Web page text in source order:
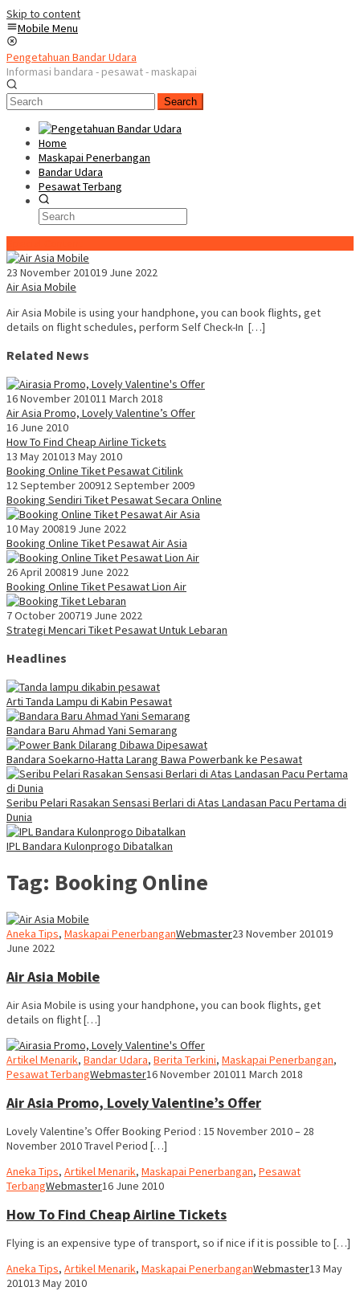
Skip to content
Mobile Menu
Pengetahuan Bandar Udara
Informasi bandara - pesawat - maskapai
Search
Home
Maskapai Penerbangan
Bandar Udara
Pesawat Terbang
23 November 201019 June 2022
Air Asia Mobile
Air Asia Mobile is using your handphone, you can book flights, get
details on flight schedules, perform Self Check-In […]
Related News
16 November 201011 March 2018
Air Asia Promo, Lovely Valentine’s Offer
16 June 2010
How To Find Cheap Airline Tickets
13 May 201013 May 2010
Booking Online Tiket Pesawat Citilink
12 September 200912 September 2009
Booking Sendiri Tiket Pesawat Secara Online
10 May 200819 June 2022
Booking Online Tiket Pesawat Air Asia
26 April 200819 June 2022
Booking Online Tiket Pesawat Lion Air
7 October 200719 June 2022
Strategi Mencari Tiket Pesawat Untuk Lebaran
Headlines
Arti Tanda Lampu di Kabin Pesawat
Bandara Baru Ahmad Yani Semarang
Bandara Soekarno-Hatta Larang Bawa Powerbank ke Pesawat
Seribu Pelari Rasakan Sensasi Berlari di Atas Landasan Pacu Pertama di
Dunia
IPL Bandara Kulonprogo Dibatalkan
Tag: Booking Online
Aneka Tips, Maskapai PenerbanganWebmaster23 November 201019
June 2022
Air Asia Mobile
Air Asia Mobile is using your handphone, you can book flights, get
details on flight […]
Artikel Menarik, Bandar Udara, Berita Terkini, Maskapai Penerbangan,
Pesawat TerbangWebmaster16 November 201011 March 2018
Air Asia Promo, Lovely Valentine’s Offer
Lovely Valentine’s Offer Booking Period : 15 November 2010 – 28
November 2010 Travel Period […]
Aneka Tips, Artikel Menarik, Maskapai Penerbangan, Pesawat
TerbangWebmaster16 June 2010
How To Find Cheap Airline Tickets
Flying is an expensive type of transport, so if nice if it is possible to […]
Aneka Tips, Artikel Menarik, Maskapai PenerbanganWebmaster13 May
201013 May 2010